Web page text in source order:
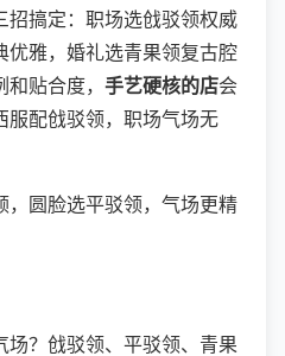
招搞定：职场选戗驳领权威
优雅，婚礼选青果领复古腔
贴合度， 手艺硬核的店会
服配戗驳领，职场气场无
，圆脸选平驳领，气场更精
场？戗驳领、平驳领、青果